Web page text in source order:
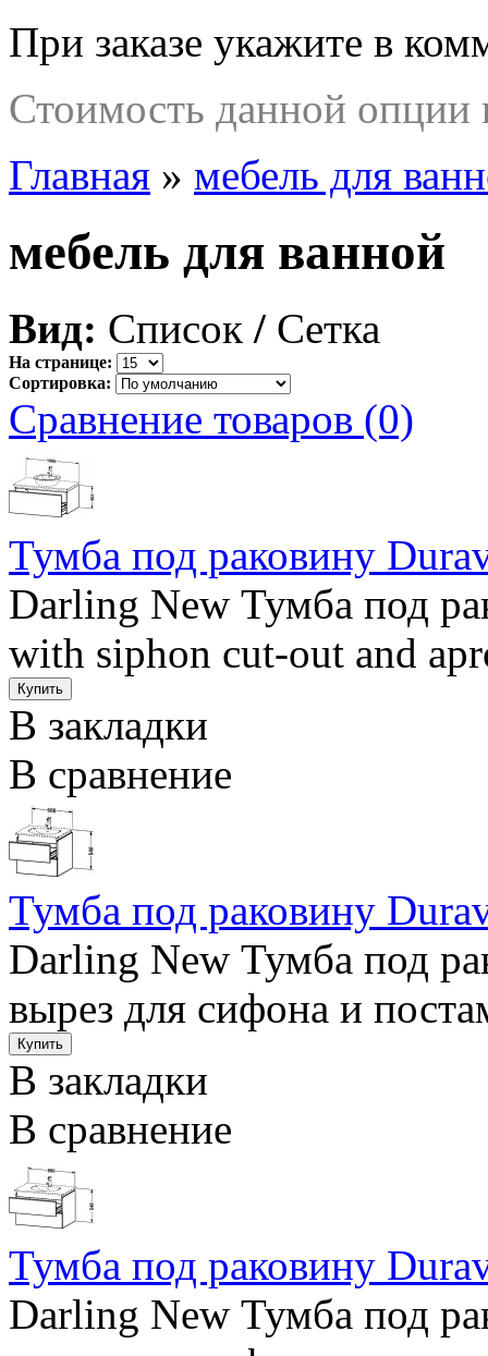
При заказе укажите в
Стоимость данной опции
Главная » мебель для
мебель для ванной
Вид: Список / Сетка
На странице:
Сортировка:
Сравнение товаров (0)
Тумба под раковину
Darling New Тумба под
with siphon cut-out and
В закладки
В сравнение
Тумба под раковину
Darling New Тумба под
вырез для сифона и
В закладки
В сравнение
Тумба под раковину
Darling New Тумба под